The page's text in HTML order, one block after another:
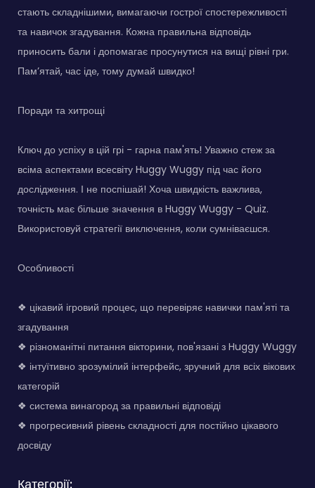
стають складнішими, вимагаючи гострої спостережливості
та навичок згадування. Кожна правильна відповідь
приносить бали і допомагає просунутися на вищі рівні гри.
Пам’ятай, час іде, тому думай швидко!
Поради та хитрощі
Ключ до успіху в цій грі - гарна пам'ять! Уважно стеж за
всіма аспектами всесвіту Huggy Wuggy під час його
дослідження. І не поспішай! Хоча швидкість важлива,
точність має більше значення в Huggy Wuggy - Quiz.
Використовуй стратегії виключення, коли сумніваєшся.
Особливості
❖ цікавий ігровий процес, що перевіряє навички пам'яті та
згадування
❖ різноманітні питання вікторини, пов'язані з Huggy Wuggy
❖ інтуїтивно зрозумілий інтерфейс, зручний для всіх вікових
категорій
❖ система винагород за правильні відповіді
❖ прогресивний рівень складності для постійно цікавого
досвіду
Категорії: